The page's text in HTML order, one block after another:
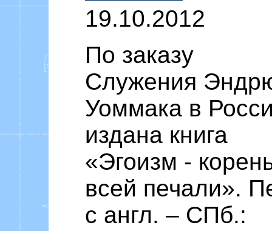
19.10.2012
По заказу
Служения
Уоммака в
издана книга
«Эгоизм -
всей печали».
с англ. – СПб.: